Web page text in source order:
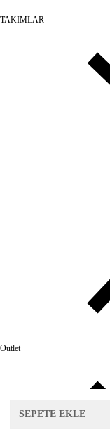
TAKIMLAR
Outlet
SEPETE EKLE